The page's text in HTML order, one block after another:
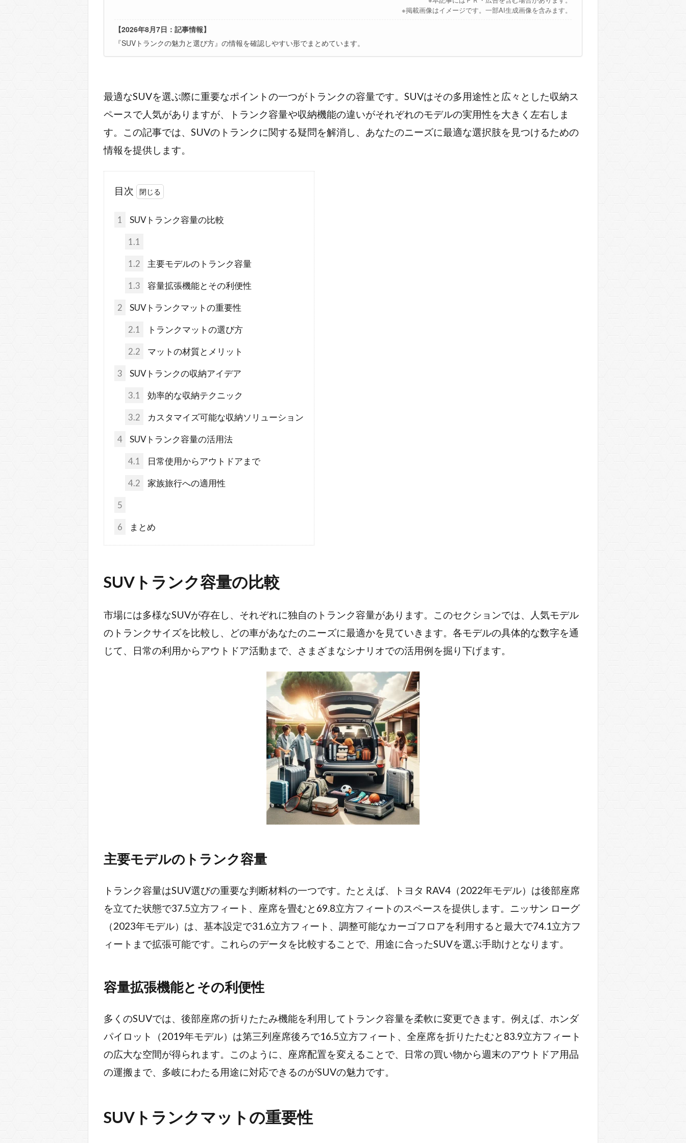
※掲載画像はイメージです。一部AI生成画像を含みます。
【2026年8月7日：記事情報】
『SUVトランクの魅力と選び方』の情報を確認しやすい形でまとめています。
最適なSUVを選ぶ際に重要なポイントの一つがトランクの容量です。SUVはその多用途性と広々とした収納ス
ペースで人気がありますが、トランク容量や収納機能の違いがそれぞれのモデルの実用性を大きく左右しま
す。この記事では、SUVのトランクに関する疑問を解消し、あなたのニーズに最適な選択肢を見つけるための
情報を提供します。
目次
1 SUVトランク容量の比較
1.1
1.2 主要モデルのトランク容量
1.3 容量拡張機能とその利便性
2 SUVトランクマットの重要性
2.1 トランクマットの選び方
2.2 マットの材質とメリット
3 SUVトランクの収納アイデア
3.1 効率的な収納テクニック
3.2 カスタマイズ可能な収納ソリューション
4 SUVトランク容量の活用法
4.1 日常使用からアウトドアまで
4.2 家族旅行への適用性
5
6 まとめ
SUVトランク容量の比較
市場には多様なSUVが存在し、それぞれに独自のトランク容量があります。このセクションでは、人気モデル
のトランクサイズを比較し、どの車があなたのニーズに最適かを見ていきます。各モデルの具体的な数字を通
じて、日常の利用からアウトドア活動まで、さまざまなシナリオでの活用例を掘り下げます。
主要モデルのトランク容量
トランク容量はSUV選びの重要な判断材料の一つです。たとえば、トヨタ RAV4（2022年モデル）は後部座席
を立てた状態で37.5立方フィート、座席を畳むと69.8立方フィートのスペースを提供します。ニッサン ローグ
（2023年モデル）は、基本設定で31.6立方フィート、調整可能なカーゴフロアを利用すると最大で74.1立方フ
ィートまで拡張可能です。これらのデータを比較することで、用途に合ったSUVを選ぶ手助けとなります。
容量拡張機能とその利便性
多くのSUVでは、後部座席の折りたたみ機能を利用してトランク容量を柔軟に変更できます。例えば、ホンダ
パイロット（2019年モデル）は第三列座席後ろで16.5立方フィート、全座席を折りたたむと83.9立方フィート
の広大な空間が得られます。このように、座席配置を変えることで、日常の買い物から週末のアウトドア用品
の運搬まで、多岐にわたる用途に対応できるのがSUVの魅力です。
SUVトランクマットの重要性